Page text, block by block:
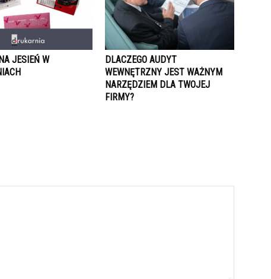
JESIEŃ W
DLACZEGO AUDYT
WEWNĘTRZNY JEST WAŻNYM
NARZĘDZIEM DLA TWOJEJ
FIRMY?